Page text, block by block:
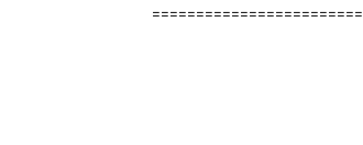
========================